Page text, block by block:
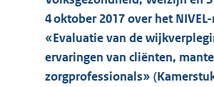
4 oktober 2017 over het
«Evaluatie van de
ervaringen van cliënten,
zorgprofessionals»